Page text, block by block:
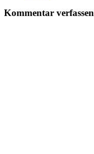
Kommentar verfassen